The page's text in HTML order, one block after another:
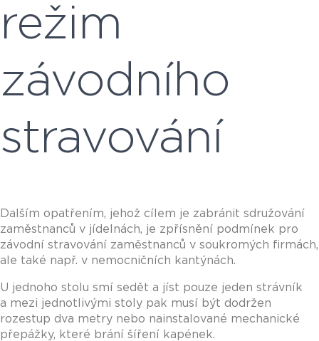
režim
závodního
stravování
Dalším opatřením, jehož cílem je zabránit sdružování
zaměstnanců v jídelnách, je zpřísnění podmínek pro
závodní stravování zaměstnanců v soukromých firmách,
ale také např. v nemocničních kantýnách.
U jednoho stolu smí sedět a jíst pouze jeden strávník
a mezi jednotlivými stoly pak musí být dodržen
rozestup dva metry nebo nainstalované mechanické
přepážky, které brání šíření kapének.